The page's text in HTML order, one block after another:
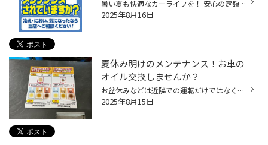
暑い夏も快適なカーライフを！ 安心の定額制！便利なサブスク購入はこちらをクリック 年々暑さが増している夏 私が子供のころは35℃なんて年に数回あるかどうかだったのに 毎日のように35℃前後です… そんな夏に車のエアコンのメンテナンスを！ 車のエアコンのメンテナンスといえば ①エアコンフィルタ...
2025年8月16日
夏休み明けのメンテナンス！お車の
オイル交換しませんか？
お盆休みなどは近隣での運転だけではなく、長距離のドライブも多かったのではないでしょうか？ 長期のお出かけでお車を使用した後は、「エンジンオイル」の交換時期かもしれません。 お車のリフレッシュも兼ねて、コクピット・タイヤ館でエンジンオイル交換しませんか？ 【エンジンオイル交換しない...
2025年8月15日